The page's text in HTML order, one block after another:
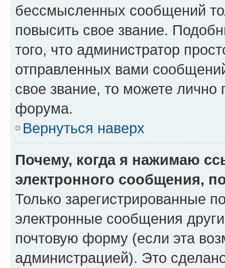
бессмысленных сообщений
повысить свое звание.
того, что администратор
отправленных вами
свое звание, то можете лично
форума.
Вернуться наверх
Почему, когда я нажимаю
электронного сообщения,
Только зарегистрированные
электронные сообщения
почтовую форму (если эта
администрацией). Это